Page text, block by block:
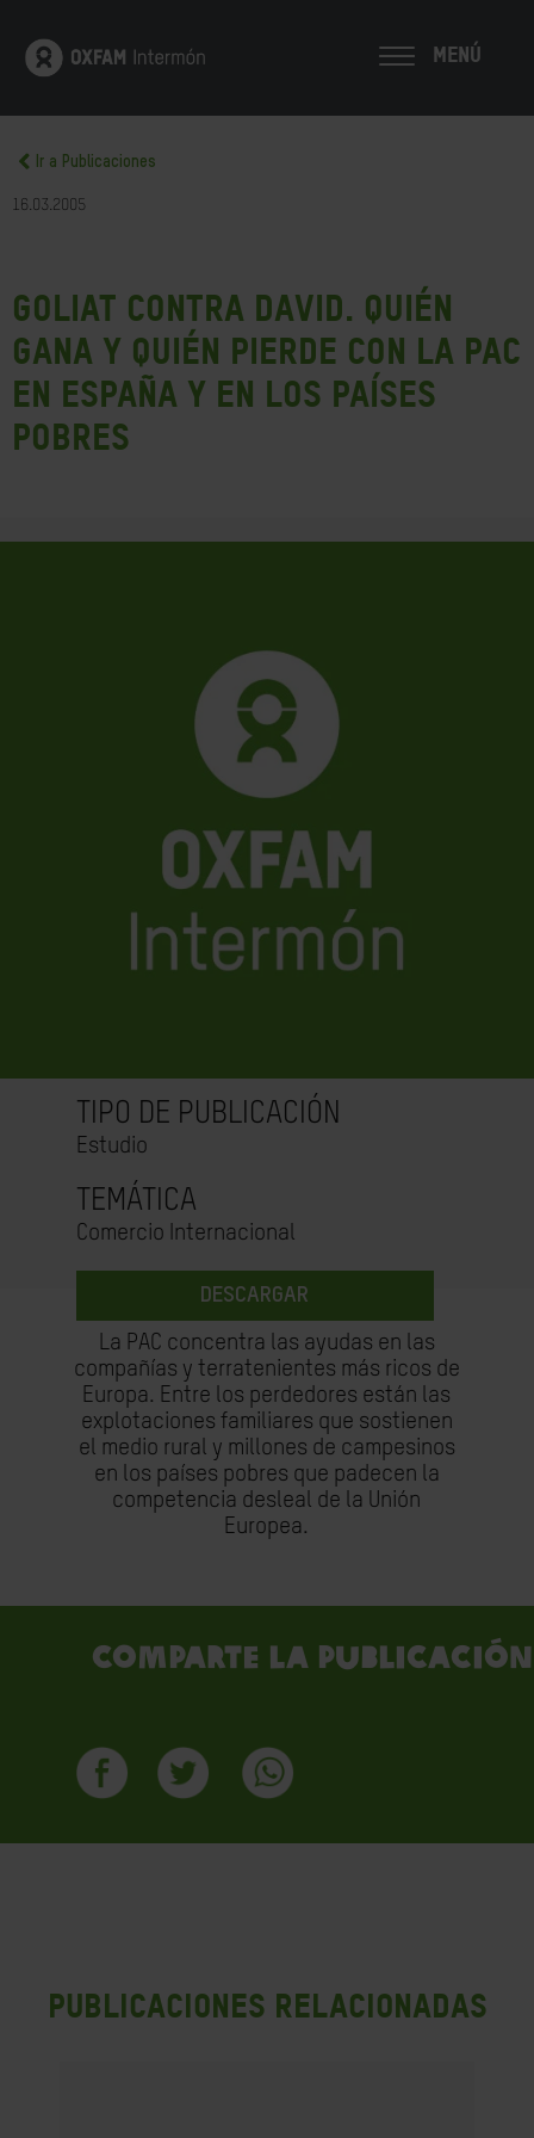
MENÚ
Ir a Publicaciones
16.03.2005
Goliat contra David. Quién
gana y quién pierde con la PAC
en España y en los países
pobres
TIPO DE PUBLICACIÓN
Estudio
TEMÁTICA
Comercio Internacional
DESCARGAR
La PAC concentra las ayudas en las
compañías y terratenientes más ricos de
Europa. Entre los perdedores están las
explotaciones familiares que sostienen
el medio rural y millones de campesinos
en los países pobres que padecen la
competencia desleal de la Unión
Europea.
Comparte la publicación
PUBLICACIONES RELACIONADAS